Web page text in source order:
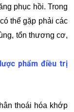
phục hồi. Trong
thể gặp phải các
tổn thương cơ,
phẩm điều trị
thoái hóa khớp